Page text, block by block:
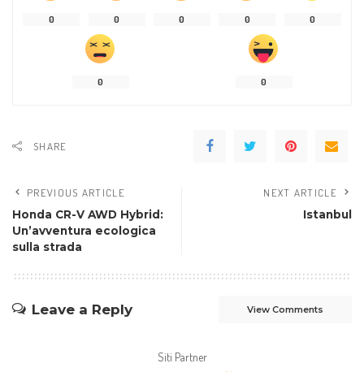
0 0 0 0 0
0 0
SHARE
PREVIOUS ARTICLE
Honda CR-V AWD Hybrid:
Un’avventura ecologica
sulla strada
NEXT ARTICLE
Istanbul
Leave a Reply View Comments
Siti Partner